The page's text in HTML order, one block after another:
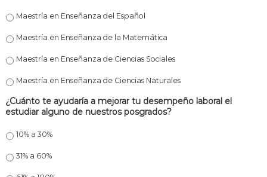
Maestría en Enseñanza del Español
Maestría en Enseñanza de la Matemática
Maestría en Enseñanza de Ciencias Sociales
Maestría en Enseñanza de Ciencias Naturales
¿Cuánto te ayudaría a mejorar tu desempeño laboral el
estudiar alguno de nuestros posgrados?
10% a 30%
31% a 60%